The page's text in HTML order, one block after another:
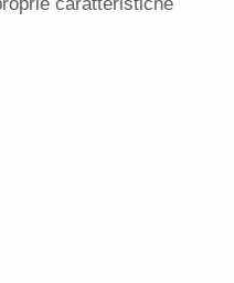
caratteristiche